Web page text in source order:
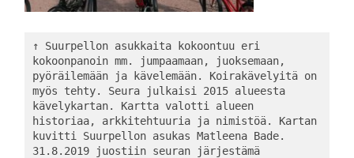
↑ Suurpellon asukkaita kokoontuu eri
kokoonpanoin mm. jumpaamaan, juoksemaan,
pyöräilemään ja kävelemään. Koirakävelyitä on
myös tehty. Seura julkaisi 2015 alueesta
kävelykartan. Kartta valotti alueen
historiaa, arkkitehtuuria ja nimistöä. Kartan
kuvitti Suurpellon asukas Matleena Bade.
31.8.2019 juostiin seuran järjestämä